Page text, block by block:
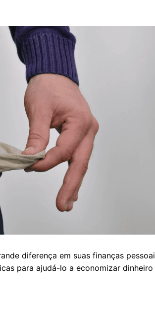
diferença em suas finanças
para ajudá-lo a economizar dinheiro